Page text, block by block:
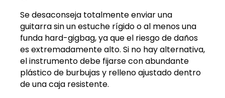
Se desaconseja totalmente enviar una
guitarra sin un estuche rígido o al menos una
funda hard-gigbag, ya que el riesgo de daños
es extremadamente alto. Si no hay alternativa,
el instrumento debe fijarse con abundante
plástico de burbujas y relleno ajustado dentro
de una caja resistente.